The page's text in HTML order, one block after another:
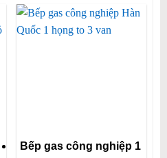
Bếp gas công nghiệp 1